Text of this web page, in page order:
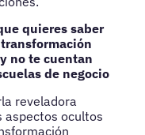
quieres saber
no te cuentan
de negocio
reveladora
aspectos ocultos